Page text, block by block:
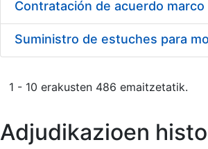
Suministro de estuches para
1 - 10 erakusten 486 emaitzetatik.
Adjudikazioen